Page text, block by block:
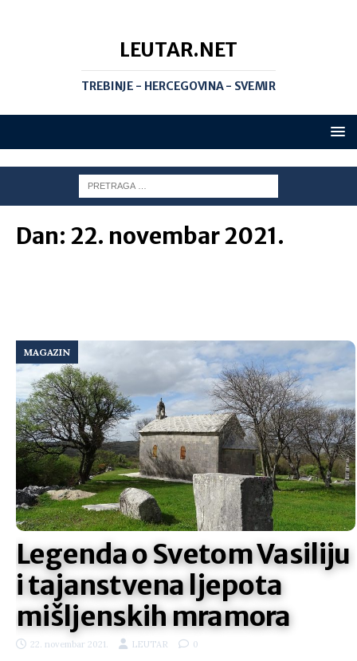
LEUTAR.NET
TREBINJE - HERCEGOVINA - SVEMIR
Dan: 22. novembar 2021.
MAGAZIN
Legenda o Svetom Vasiliju
i tajanstvena ljepota
mišljenskih mramora
22. novembar 2021. LEUTAR 0